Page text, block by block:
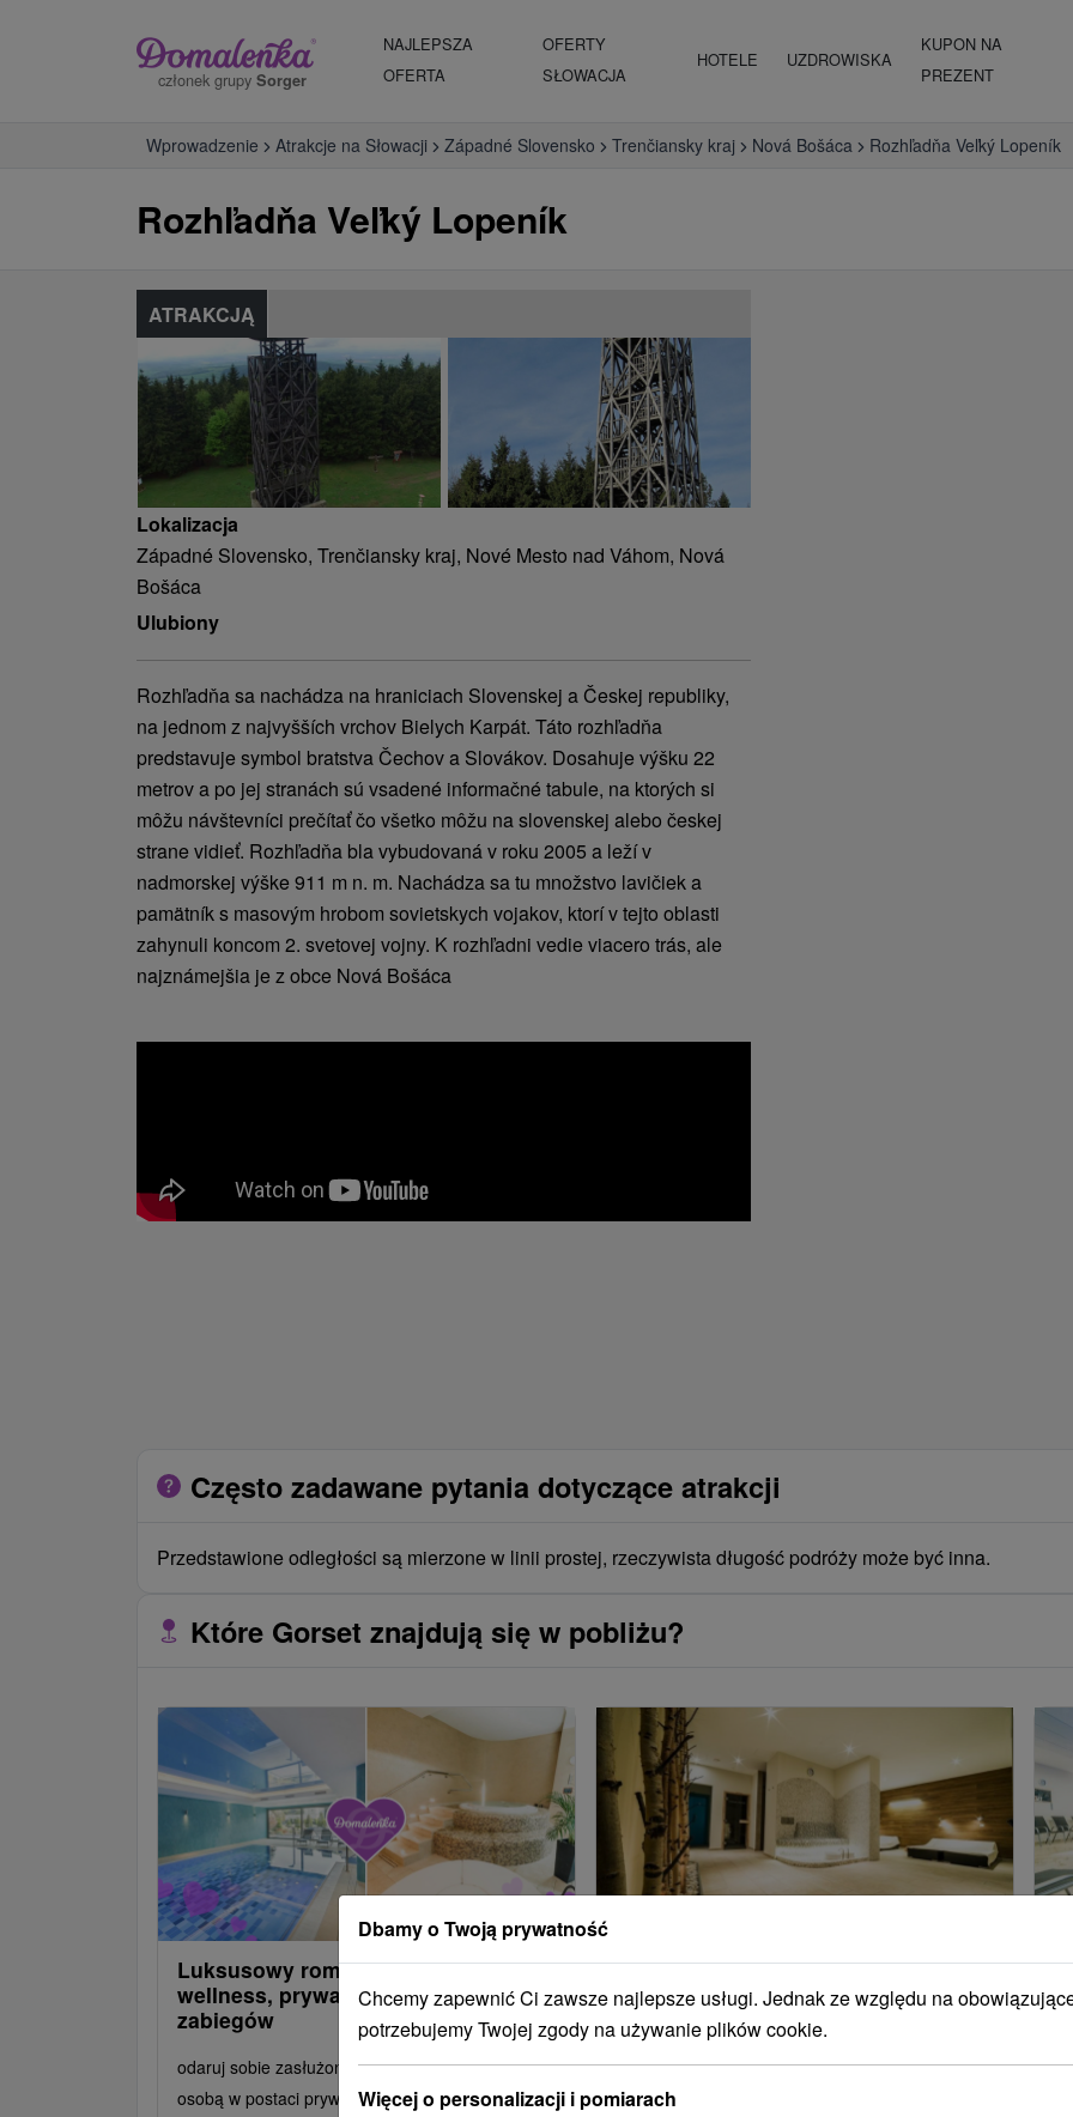
członek grupy Sorger
NAJLEPSZA
OFERTA
OFERTY
SŁOWACJA
HOTELE UZDROWISKA
KUPON NA
PREZENT
Wprowadzenie Atrakcje na Słowacji Západné Slovensko Trenčiansky kraj Nová Bošáca Rozhľadňa Veľký Lopeník
Rozhľadňa Veľký Lopeník
ATRAKCJĄ
Lokalizacja
Západné Slovensko, Trenčiansky kraj, Nové Mesto nad Váhom, Nová
Bošáca
Ulubiony
Rozhľadňa sa nachádza na hraniciach Slovenskej a Českej republiky,
na jednom z najvyšších vrchov Bielych Karpát. Táto rozhľadňa
predstavuje symbol bratstva Čechov a Slovákov. Dosahuje výšku 22
metrov a po jej stranách sú vsadené informačné tabule, na ktorých si
môžu návštevníci prečítať čo všetko môžu na slovenskej alebo českej
strane vidieť. Rozhľadňa bla vybudovaná v roku 2005 a leží v
nadmorskej výške 911 m n. m. Nachádza sa tu množstvo lavičiek a
pamätník s masovým hrobom sovietskych vojakov, ktorí v tejto oblasti
zahynuli koncom 2. svetovej vojny. K rozhľadni vedie viacero trás, ale
najznámejšia je z obce Nová Bošáca
Często zadawane pytania dotyczące atrakcji
Przedstawione odległości są mierzone w linii prostej, rzeczywista długość podróży może być inna.
Które Gorset znajdują się w pobliżu?
Luksusowy romans z dostępem do
wellness, prywatnego jacuzzi i
zabiegów
odaruj sobie zasłużony wypoczynek z ukochaną
osobą w postaci prywatnego jacuzzi z lampką
Jazda wellness dla kobiet lub
mężczyzn
Zrelaksuj się w gronie przyjaciół i połącz zabawę
z relaksem – basen, świat saun, fitness i pyszne
półpensjonaty. Uzdrowisko wprowadzą Cię na
Dbamy o Twoją prywatność
Chcemy zapewnić Ci zawsze najlepsze usługi. Jednak ze względu na
potrzebujemy Twojej zgody na używanie plików cookie.
Więcej o personalizacji i pomiarach